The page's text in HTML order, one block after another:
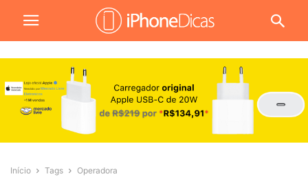
Início Tags Operadora